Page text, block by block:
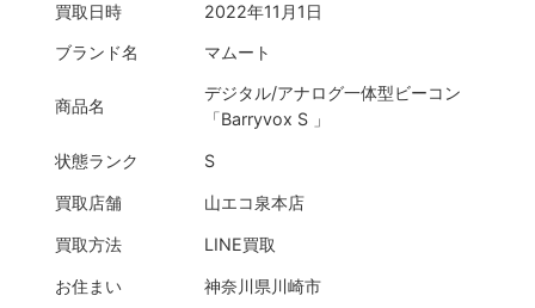
買取日時
2022年11月1日
ブランド名
マムート
商品名
デジタル/アナログ一体型ビーコン
「Barryvox S 」
状態ランク S
買取店舗 山エコ泉本店
買取方法 LINE買取
お住まい 神奈川県川崎市